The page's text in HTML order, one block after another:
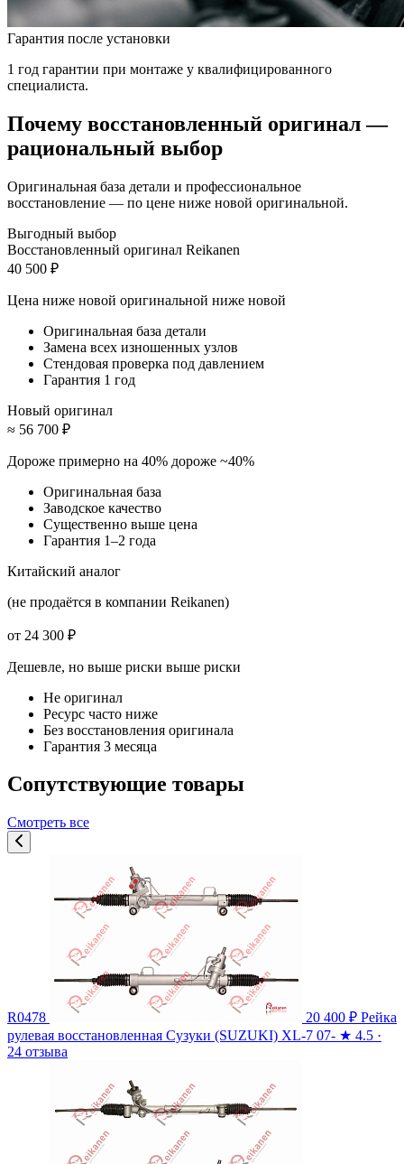
Гарантия после установки
1 год гарантии при монтаже у квалифицированного
специалиста.
Почему восстановленный оригинал —
рациональный выбор
Оригинальная база детали и профессиональное
восстановление — по цене ниже новой оригинальной.
Выгодный выбор
Восстановленный оригинал Reikanen
40 500 ₽
Цена ниже новой оригинальной ниже новой
Оригинальная база детали
Замена всех изношенных узлов
Стендовая проверка под давлением
Гарантия 1 год
Новый оригинал
≈ 56 700 ₽
Дороже примерно на 40% дороже ~40%
Оригинальная база
Заводское качество
Существенно выше цена
Гарантия 1–2 года
Китайский аналог
(не продаётся в компании Reikanen)
от 24 300 ₽
Дешевле, но выше риски выше риски
Не оригинал
Ресурс часто ниже
Без восстановления оригинала
Гарантия 3 месяца
Сопутствующие товары
Смотреть все
R0478 20 400 ₽ Рейка
рулевая восстановленная Сузуки (SUZUKI) XL-7 07- ★ 4.5 ·
24 отзыва